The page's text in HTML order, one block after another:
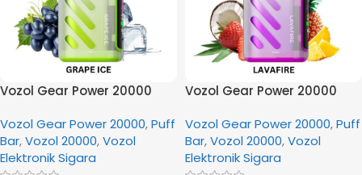
Vozol Gear Power 20000
Vozol Gear Power 20000,Puff
Bar,Vozol 20000,Vozol
Elektronik Sigara
Vozol Gear Power 20000
Vozol Gear Power 20000,Puff
Bar,Vozol 20000,Vozol
Elektronik Sigara